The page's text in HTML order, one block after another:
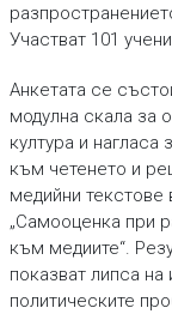
Участват 101
Анкетата се
модулна скала за
култура и нагласа
към четенето и
медийни текстове
„Самооценка при
към медиите“.
показват липса
политическите